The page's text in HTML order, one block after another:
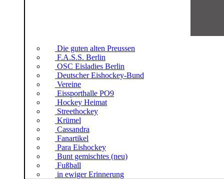
Die guten alten Preussen
F.A.S.S. Berlin
OSC Eisladies Berlin
Deutscher Eishockey-Bund
Vereine
Eissporthalle PO9
Hockey Heimat
Streethockey
Krümel
Cassandra
Fanartikel
Para Eishockey
Bunt gemischtes (neu)
Fußball
in ewiger Erinnerung